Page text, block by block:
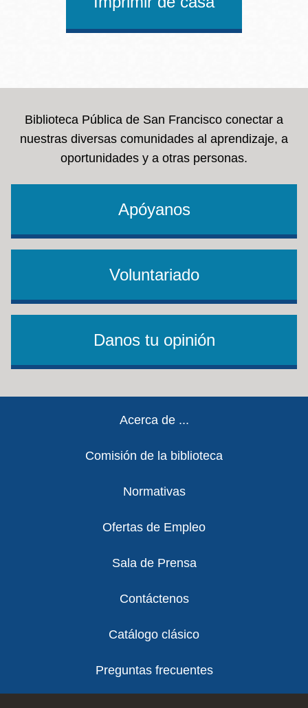
Biblioteca Pública de San Francisco conectar a
nuestras diversas comunidades al aprendizaje, a
oportunidades y a otras personas.
Apóyanos
Voluntariado
Danos tu opinión
Acerca de ...
Comisión de la biblioteca
Normativas
Ofertas de Empleo
Sala de Prensa
Contáctenos
Catálogo clásico
Preguntas frecuentes